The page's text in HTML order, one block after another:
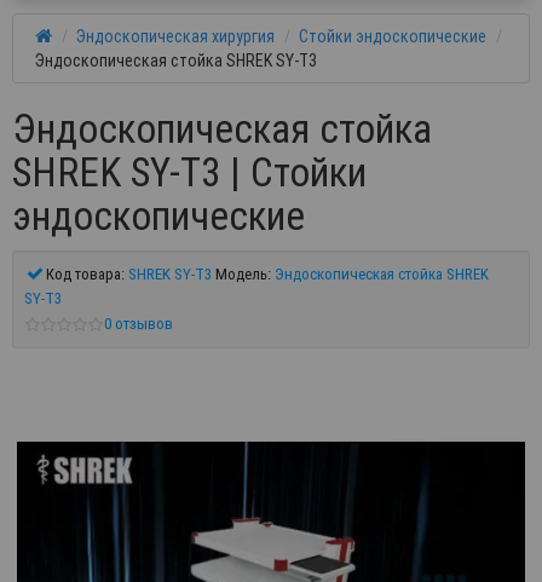
Эндоскопическая хирургия
Стойки эндоскопические
Эндоскопическая стойка SHREK SY-T3
Эндоскопическая стойка
SHREK SY-T3 | Стойки
эндоскопические
Код товара: SHREK SY-T3 Модель: Эндоскопическая стойка SHREK
SY-T3
0 отзывов